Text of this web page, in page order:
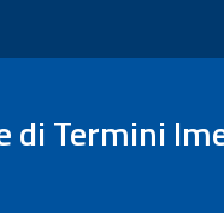
di Termini